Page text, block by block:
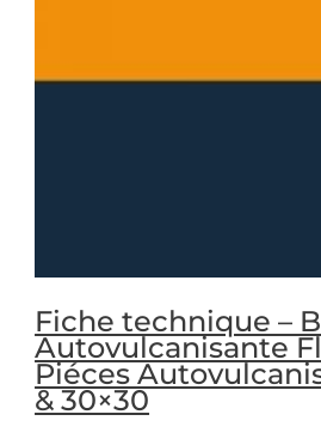
Fiche technique –
Autovulcanisante
Piéces
& 30×30